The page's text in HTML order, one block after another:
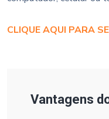
CLIQUE AQUI PARA
Vantagens